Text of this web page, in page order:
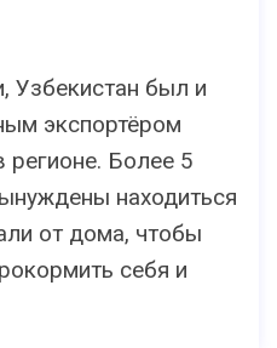
Узбекистан был и
экспортёром
регионе. Более 5
находиться
от дома, чтобы
себя и